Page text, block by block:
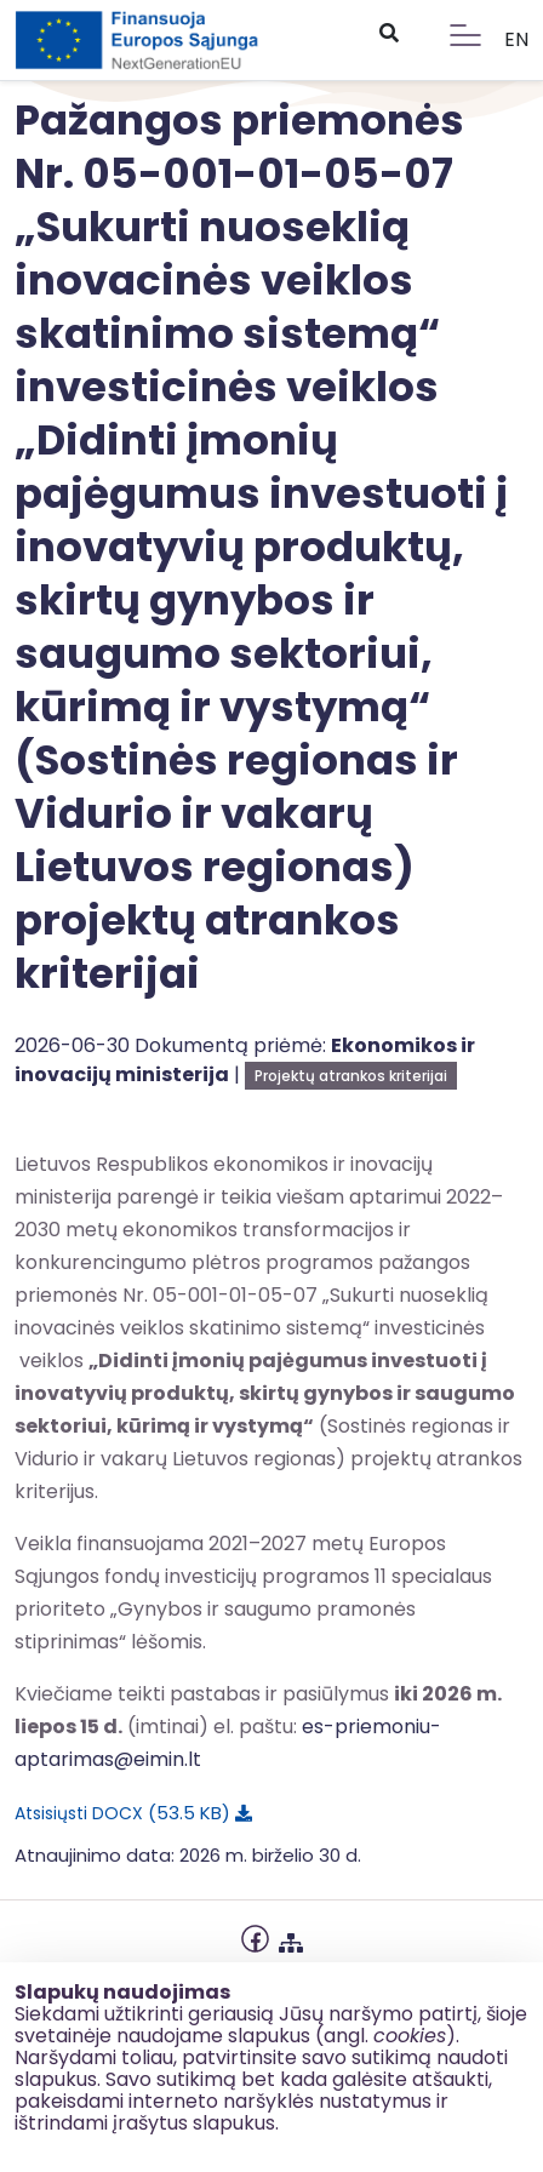
Slapukų naudojimas
Siekdami užtikrinti geriausią Jūsų naršymo patirtį, šioje
svetainėje naudojame slapukus (angl. cookies).
Naršydami toliau, patvirtinsite savo sutikimą naudoti
slapukus. Savo sutikimą bet kada galėsite atšaukti,
pakeisdami interneto naršyklės nustatymus ir
ištrindami įrašytus slapukus.
EN
Pažangos priemonės
Nr. 05-001-01-05-07
„Sukurti nuoseklią
inovacinės veiklos
skatinimo sistemą“
investicinės veiklos
„Didinti įmonių
pajėgumus investuoti į
inovatyvių produktų,
skirtų gynybos ir
saugumo sektoriui,
kūrimą ir vystymą“
(Sostinės regionas ir
Vidurio ir vakarų
Lietuvos regionas)
projektų atrankos
kriterijai
2026-06-30 Dokumentą priėmė: Ekonomikos ir
inovacijų ministerija | Projektų atrankos kriterijai
Lietuvos Respublikos ekonomikos ir inovacijų
ministerija parengė ir teikia viešam aptarimui 2022–
2030 metų ekonomikos transformacijos ir
konkurencingumo plėtros programos pažangos
priemonės Nr. 05-001-01-05-07 „Sukurti nuoseklią
inovacinės veiklos skatinimo sistemą“ investicinės
veiklos „Didinti įmonių pajėgumus investuoti į
inovatyvių produktų, skirtų gynybos ir saugumo
sektoriui, kūrimą ir vystymą“ (Sostinės regionas ir
Vidurio ir vakarų Lietuvos regionas) projektų atrankos
kriterijus.
Veikla finansuojama 2021–2027 metų Europos
Sąjungos fondų investicijų programos 11 specialaus
prioriteto „Gynybos ir saugumo pramonės
stiprinimas“ lėšomis.
Kviečiame teikti pastabas ir pasiūlymus iki 2026 m.
liepos 15 d. (imtinai) el. paštu: es-priemoniu-
aptarimas@eimin.lt
Atsisiųsti DOCX
53.5 KB
Atnaujinimo data: 2026 m. birželio 30 d.
Slapukų naudojimas
Korupcijos prevencija
Kontaktai